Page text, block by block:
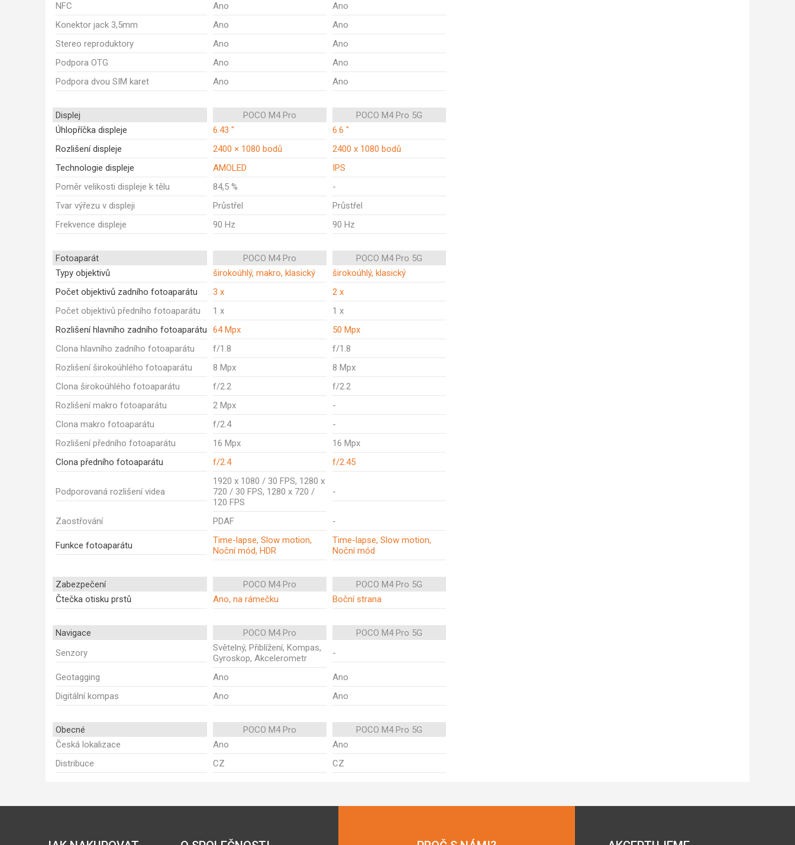
NFC
Ano
Ano
Konektor jack 3,5mm
Ano
Ano
Stereo reproduktory
Ano
Ano
Podpora OTG
Ano
Ano
Podpora dvou SIM karet
Ano Ano
Displej POCO M4 Pro
POCO M4 Pro 5G
Úhlopříčka displeje
6.43 "
6.6 "
Rozlišení displeje
2400 × 1080 bodů
2400 x 1080 bodů
Technologie displeje
AMOLED
IPS
Poměr velikosti displeje k tělu
84,5 %
-
Tvar výřezu v displeji
Průstřel
Průstřel
Frekvence displeje
90 Hz 90 Hz
Fotoaparát POCO M4 Pro
POCO M4 Pro 5G
Typy objektivů
širokoúhlý, makro, klasický
širokoúhlý, klasický
Počet objektivů zadního fotoaparátu
3 x
2 x
Počet objektivů předního fotoaparátu
1 x
1 x
Rozlišení hlavního zadního fotoaparátu
64 Mpx
50 Mpx
Clona hlavního zadního fotoaparátu
f/1.8
f/1.8
Rozlišení širokoúhlého fotoaparátu
8 Mpx
8 Mpx
Clona širokoúhlého fotoaparátu
f/2.2
f/2.2
Rozlišení makro fotoaparátu
2 Mpx
-
Clona makro fotoaparátu
f/2.4
-
Rozlišení předního fotoaparátu
16 Mpx
16 Mpx
Clona předního fotoaparátu
f/2.4 f/2.45
Podporovaná rozlišení videa
1920 x 1080 / 30 FPS, 1280 x
720 / 30 FPS, 1280 x 720 /
120 FPS
-
Zaostřování PDAF -
Funkce fotoaparátu
Time-lapse, Slow motion,
Noční mód, HDR
Time-lapse, Slow motion,
Noční mód
Zabezpečení POCO M4 Pro
POCO M4 Pro 5G
Čtečka otisku prstů
Ano, na rámečku Boční strana
Navigace POCO M4 Pro
POCO M4 Pro 5G
Senzory
Světelný, Přiblížení, Kompas,
Gyroskop, Akcelerometr
-
Geotagging Ano
Ano
Digitální kompas
Ano Ano
Obecné POCO M4 Pro
POCO M4 Pro 5G
Česká lokalizace
Ano
Ano
Distribuce
CZ CZ